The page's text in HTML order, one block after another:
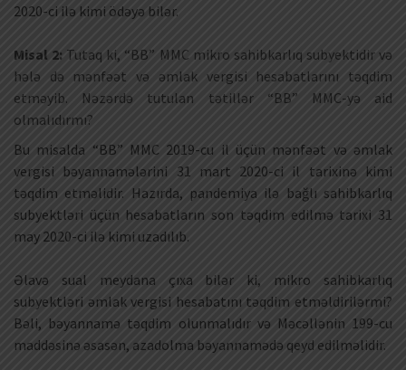
2020-ci ilə kimi ödəyə bilər.
Misal 2: Tutaq ki, “BB” MMC mikro sahibkarlıq subyektidir və
hələ də mənfəət və əmlak vergisi hesabatlarını təqdim
etməyib. Nəzərdə tutulan tətillər “BB” MMC-yə aid
olmalıdırmı?
Bu misalda “BB” MMC 2019-cu il üçün mənfəət və əmlak
vergisi bəyannamələrini 31 mart 2020-ci il tarixinə kimi
təqdim etməlidir. Hazırda, pandemiya ilə bağlı sahibkarlıq
subyektləri üçün hesabatların son təqdim edilmə tarixi 31
may 2020-ci ilə kimi uzadılıb.
Əlavə sual meydana çıxa bilər ki, mikro sahibkarlıq
subyektləri əmlak vergisi hesabatını təqdim etməldirilərmi?
Bəli, bəyannamə təqdim olunmalıdır və Məcəllənin 199-cu
maddəsinə əsasən, azadolma bəyannamədə qeyd edilməlidir.